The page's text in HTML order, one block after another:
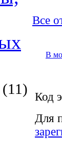
(11)
Все
В
Код
Для